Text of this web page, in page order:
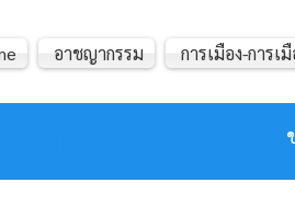
อาชญากรรม การเมือง-การเ